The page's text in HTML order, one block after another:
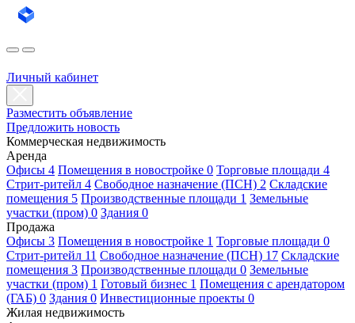
Личный кабинет
Разместить объявление
Предложить новость
Коммерческая недвижимость
Аренда
Офисы 4 Помещения в новостройке 0 Торговые площади 4
Стрит-ритейл 4 Свободное назначение (ПСН) 2 Складские
помещения 5 Производственные площади 1 Земельные
участки (пром) 0 Здания 0
Продажа
Офисы 3 Помещения в новостройке 1 Торговые площади 0
Стрит-ритейл 11 Свободное назначение (ПСН) 17 Складские
помещения 3 Производственные площади 0 Земельные
участки (пром) 1 Готовый бизнес 1 Помещения с арендатором
(ГАБ) 0 Здания 0 Инвестиционные проекты 0
Жилая недвижимость